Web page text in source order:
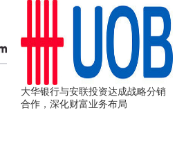
大华银行与安联投资达成战略分销
合作，深化财富业务布局